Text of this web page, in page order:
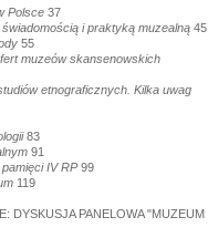
Polsce37
i praktyką muzealną45
55
muzeów skansenowskich
etnograficznych. Kilka uwag
83
91
IV RP99
119
DYSKUSJA PANELOWA "MUZEUM